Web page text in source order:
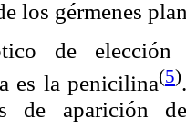
los gérmenes
de
es la penicilina(5)
de aparición